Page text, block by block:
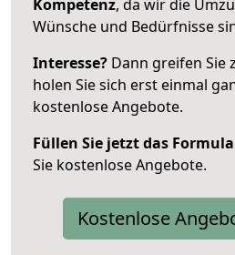
Kompetenz, da wir die
Wünsche und Bedürfnisse
Interesse? Dann greifen Sie
holen Sie sich erst einmal
kostenlose Angebote.
Füllen Sie jetzt das
Sie kostenlose Angebote.
Kostenlose